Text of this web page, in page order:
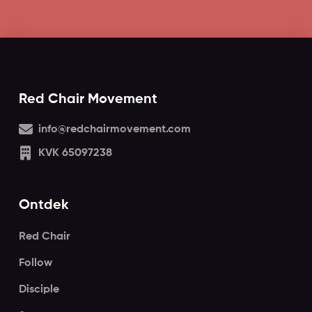
Red Chair Movement
info@redchairmovement.com
KVK 65097238
Ontdek
Red Chair
Follow
Disciple